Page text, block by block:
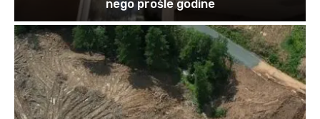
nego prošle godine